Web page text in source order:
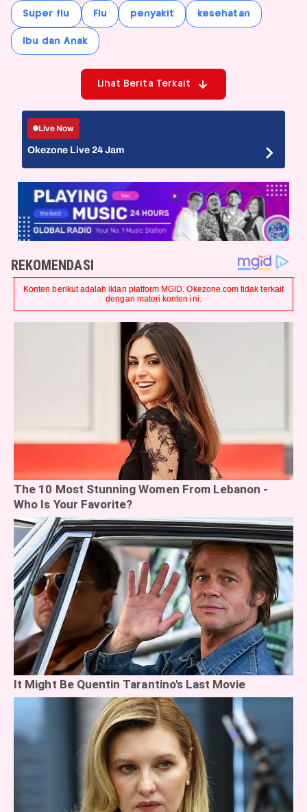
Super flu Flu penyakit kesehatan
Ibu dan Anak
Lihat Berita Terkait
Live Now
Okezone Live 24 Jam